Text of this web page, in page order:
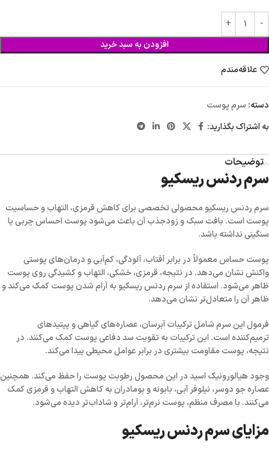
افزودن به سبد خرید
علاقه‌مندم
دسته: سرم پوست
به اشتراک بگذارید:
توضیحات
سرم ردنس ریسکیو
سرم ردنس ریسکیو محصولی تخصصی برای کاهش قرمزی، التهاب و حساسیت
پوست است. بافت سبک و زودجذب آن باعث می‌شود پوست احساس چربی یا
سنگینی نداشته باشد.
پوست حساس معمولاً در برابر آفتاب، آلودگی، کم‌آبی و درمان‌های پوستی
واکنش نشان می‌دهد. در نتیجه، قرمزی، خشکی، التهاب و کشیدگی روی پوست
ظاهر می‌شود. استفاده از سرم ردنس ریسکیو به آرام شدن پوست کمک می‌کند و
ظاهر آن را متعادل‌تر نشان می‌دهد.
فرمول این سرم شامل ترکیبات آبرسان، عصاره‌های گیاهی و پپتیدهای
ترمیم‌کننده است. این ترکیبات به تقویت سد دفاعی پوست کمک می‌کنند. در
نتیجه، پوست مقاومت بیشتری در برابر عوامل محیطی پیدا می‌کند.
وجود هیالورونیک اسیددر این محصول رطوبت پوست را حفظ می‌کند. همچنین
عصاره جو دوسر، نیلوفر آبی، بابونه و بومادران به کاهش التهاب و قرمزی کمک
می‌کنند. با مصرف منظم، پوست نرم‌تر، آرام‌تر و شاداب‌تر دیده می‌شود.
مزایای سرم ردنس ریسکیو